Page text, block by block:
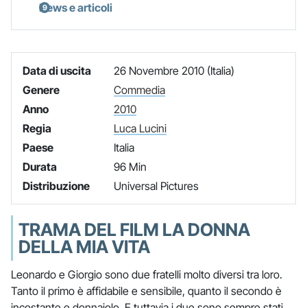
News e articoli
Data di uscita
26 Novembre 2010 (Italia)
Genere
Commedia
Anno
2010
Regia
Luca Lucini
Paese
Italia
Durata
96 Min
Distribuzione
Universal Pictures
TRAMA DEL FILM LA DONNA
DELLA MIA VITA
Leonardo e Giorgio sono due fratelli molto diversi tra loro.
Tanto il primo è affidabile e sensibile, quanto il secondo è